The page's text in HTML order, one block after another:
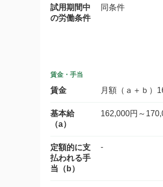
試用期間中
の労働条件
同条件
賃金・手当
賃金 月額（ａ＋ｂ）
基本給
（a）
162,000円～
定額的に支
払われる手
当（b）
-